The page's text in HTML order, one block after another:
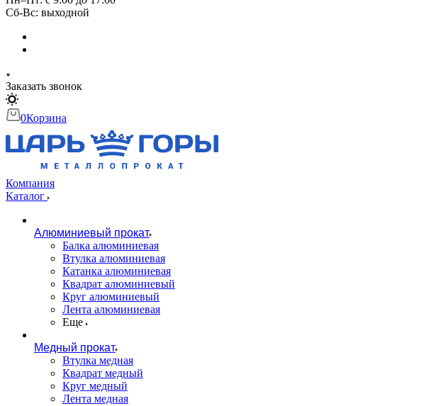
Сб-Вс: выходной
Заказать звонок
0Корзина
Компания
Каталог
Алюминиевый прокат
Балка алюминиевая
Втулка алюминиевая
Катанка алюминиевая
Квадрат алюминиевый
Круг алюминиевый
Лента алюминиевая
Еще
Медный прокат
Втулка медная
Квадрат медный
Круг медный
Лента медная